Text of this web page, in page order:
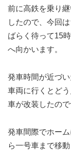
前に高鉄を乗り
したので、今回
ばらく待って15
へ向かいます。
発車時間が近づ
車両に行くとど
車が改装したの
発車間際でホー
ら一号車まで移